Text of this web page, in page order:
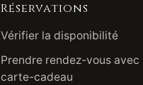
Réservations
Vérifier la disponibilité
Prendre rendez-vous avec
carte-cadeau